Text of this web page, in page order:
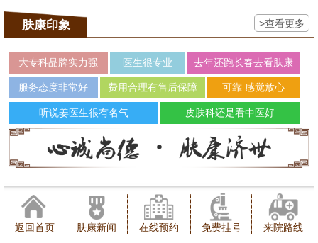
肤康印象 >查看更多
大专科品牌实力强 医生很专业 去年还跑长春去看肤康
服务态度非常好 费用合理有售后保障 可靠 感觉放心
听说姜医生很有名气 皮肤科还是看中医好
返回首页 肤康新闻 在线预约 免费挂号 来院路线